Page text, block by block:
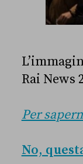
Rai News
Per
No,